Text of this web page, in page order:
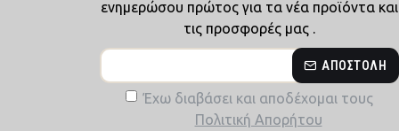
ενημερώσου πρώτος για τα νέα προϊόντα και
τις προσφορές μας .
ΑΠΟΣΤΟΛΉ
Έχω διαβάσει και αποδέχομαι τους
Πολιτική Απορήτου